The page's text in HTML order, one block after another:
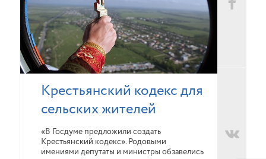
Крестьянский кодекс для
сельских жителей
«В Госдуме предложили создать
Крестьянский кодекс». Родовыми
имениями депутаты и министры обзавелись